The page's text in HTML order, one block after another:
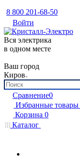
8 800 201-68-50
Войти
Вся электрика
в одном месте
Ваш город
Киров
Сравнение0
Избранные товары
Корзина 0
Каталог